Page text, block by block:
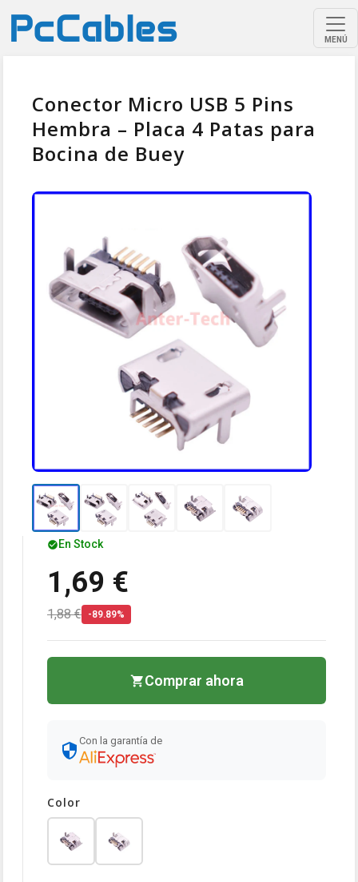
MENÚ
Conector Micro USB 5 Pins
Hembra – Placa 4 Patas para
Bocina de Buey
En Stock
1,69 €
1,88 € -89.89%
Comprar ahora
Con la garantía de
Color